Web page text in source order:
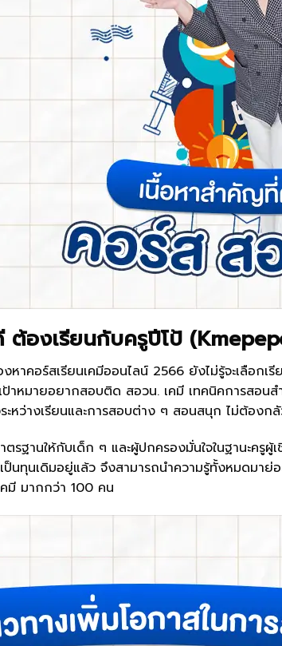
ต้องเรียนกับครูปีโป้
าคอร์สเรียนเคมีออนไลน์ 2566 ยังไม่รู้จะเลือกเรี
เป้าหมายอยากสอบติด สอวน. เคมี เทคนิคการสอ
ระหว่างเรียนและการสอบต่าง ๆ สอนสนุก ไม่ต้องก
รฐานให้กับเด็ก ๆ และผู้ปกครองมั่นใจในฐานะครูผู้
นทุนเดิมอยู่แล้ว จึงสามารถนำความรู้ทั้งหมดมา
มี มากกว่า 100 คน